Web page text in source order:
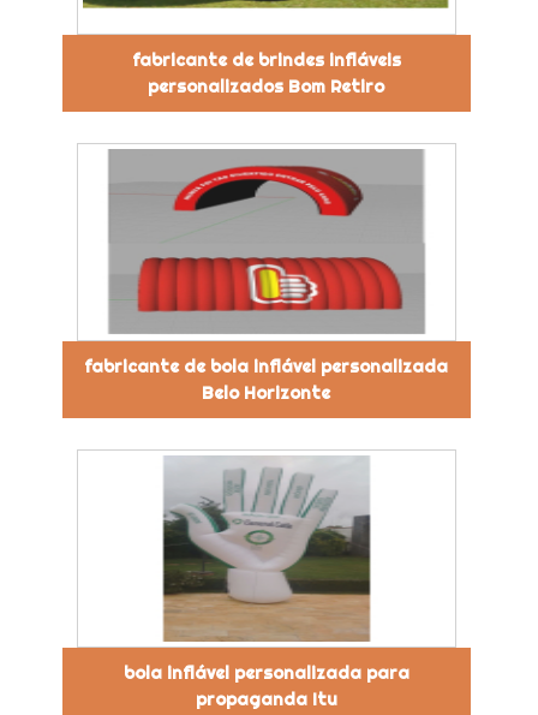
fabricante de brindes infláveis
personalizados Bom Retiro
fabricante de bola inflável personalizada
Belo Horizonte
bola inflável personalizada para
propaganda Itu